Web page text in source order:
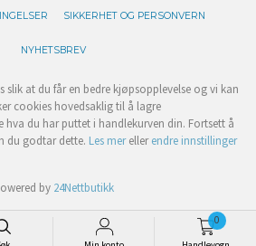
0
SIKKERHET OG PERSONVERN
NYHETSBREV
slik at du får en bedre kjøpsopplevelse og vi kan
cookies hovedsaklig til å lagre
hva du har puttet i handlekurven din. Fortsett å
du godtar dette. Les merellerendre innstillinger
by 24Nettbutikk